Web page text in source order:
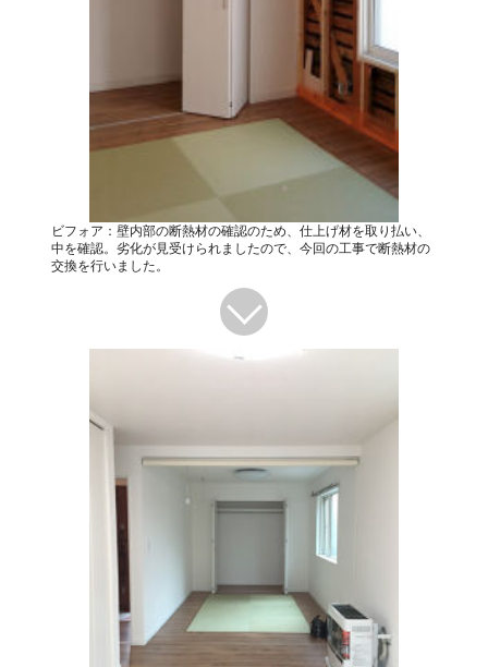
ビフォア：壁内部の断熱材の確認のため、仕上げ材を取り払い、
中を確認。劣化が見受けられましたので、今回の工事で断熱材の
交換を行いました。